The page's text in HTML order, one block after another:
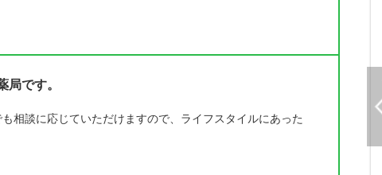
です。
相談に応じていただけますので、ライフスタイルにあった